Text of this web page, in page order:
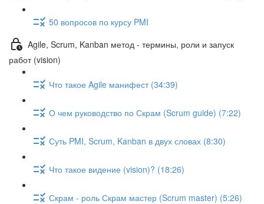
50 вопросов по курсу PMI
Agile, Scrum, Kanban метод - термины, роли и запуск
работ (vision)
Что такое Agile манифест (34:39)
О чем руководство по Скрам (Scrum guide) (7:22)
Суть PMI, Scrum, Kanban в двух словах (8:30)
Что такое видение (vision)? (18:26)
Скрам - роль Скрам мастер (Scrum master) (5:26)